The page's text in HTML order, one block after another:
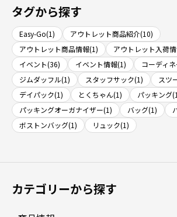
タグから探す
Easy-Go(1)
アウトレット商品紹介(10)
アウトレット商品情報(1)
アウトレット入荷
イベント(36)
イベント情報(1)
コーディ
ジムダッフル(1)
スタッフサック(1) スツ
デイパック(1)
とくちゃん(1)
パッキング
パッキングオーガナイザー(1)
バッグ(1)
ボストンバッグ(1)
リュック(1)
カテゴリーから探す